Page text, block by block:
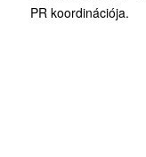
PR koordinációja.